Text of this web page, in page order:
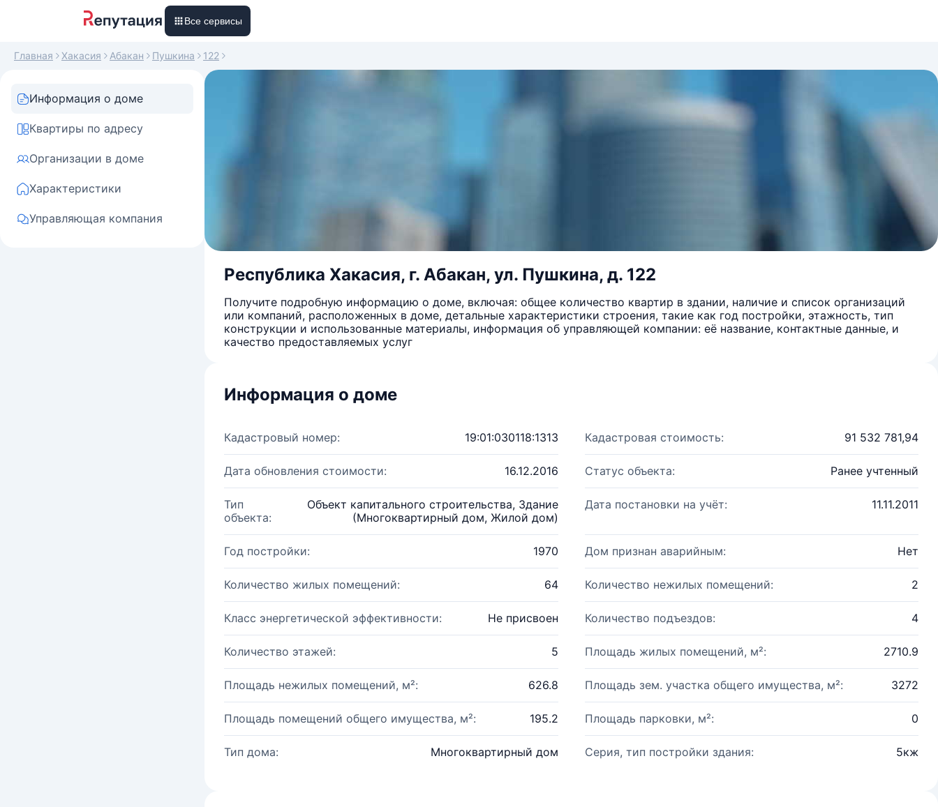
Все сервисы
Главная Хакасия Абакан Пушкина 122
Информация о доме
Квартиры по адресу
Организации в доме
Характеристики
Управляющая компания
Республика Хакасия, г. Абакан, ул. Пушкина, д. 122
Получите подробную информацию о доме, включая: общее количество квартир в здании, наличие и список организаций
или компаний, расположенных в доме, детальные характеристики строения, такие как год постройки, этажность, тип
конструкции и использованные материалы, информация об управляющей компании: её название, контактные данные, и
качество предоставляемых услуг
Информация о доме
Кадастровый номер: 19:01:030118:1313 Кадастровая стоимость: 91 532 781,94
Дата обновления стоимости: 16.12.2016 Статус объекта: Ранее учтенный
Тип
объекта:
Объект капитального строительства, Здание
(Многоквартирный дом, Жилой дом)
Дата постановки на учёт: 11.11.2011
Год постройки: 1970 Дом признан аварийным: Нет
Количество жилых помещений: 64 Количество нежилых помещений: 2
Класс энергетической эффективности: Не присвоен Количество подъездов: 4
Количество этажей: 5 Площадь жилых помещений, м²: 2710.9
Площадь нежилых помещений, м²: 626.8 Площадь зем. участка общего имущества, м²: 3272
Площадь помещений общего имущества, м²: 195.2 Площадь парковки, м²: 0
Тип дома: Многоквартирный дом Серия, тип постройки здания: 5кж